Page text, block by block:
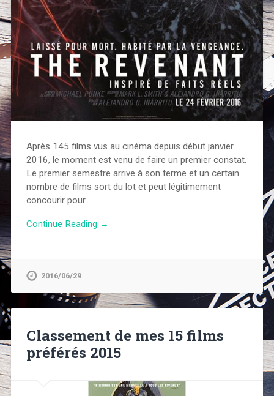
Après 145 films vus au cinéma depuis début janvier
2016, le moment est venu de faire un premier constat.
Le premier semestre arrive à son terme et un certain
nombre de films sort du lot et peut légitimement
concourir pour…
Continue Reading →
2016/06/29
Classement de mes 15 films
préférés 2015